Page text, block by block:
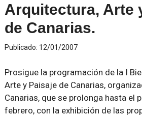
Arquitectura, Arte
de Canarias.
Publicado: 12/01/2007
Prosigue la programación de la I
Arte y Paisaje de Canarias,
Canarias, que se prolonga hasta el
febrero, con la exhibición de las